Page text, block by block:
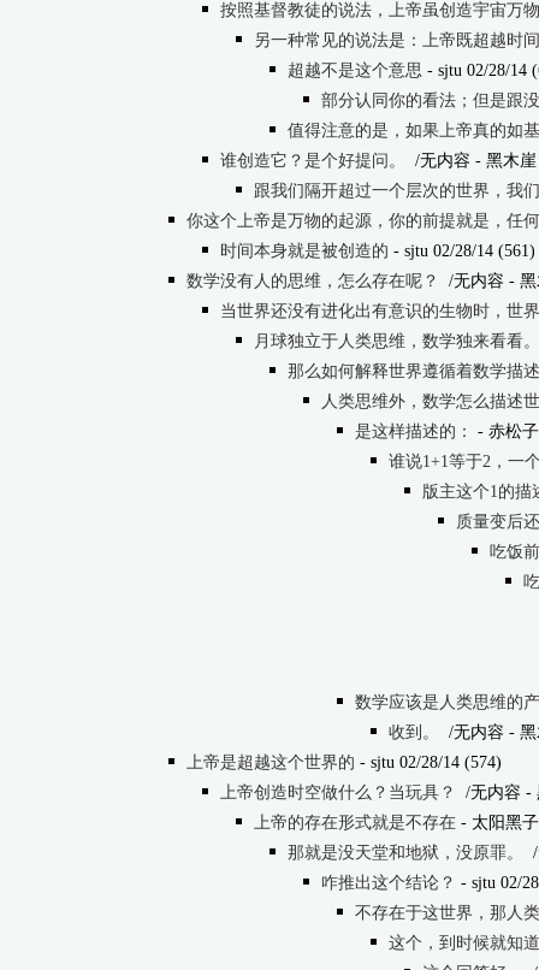
按照基督教徒的说法，上帝虽创造宇宙万
另一种常见的说法是：上帝既超越时
超越不是这个意思 - sjtu 02/28/14
部分认同你的看法；但是跟没
值得注意的是，如果上帝真的如
谁创造它？是个好提问。
/无内容 - 黑木崖
跟我们隔开超过一个层次的世界，我
你这个上帝是万物的起源，你的前提就是，任
时间本身就是被创造的 - sjtu 02/28/14 (561)
数学没有人的思维，怎么存在呢？
/无内容 - 黑
当世界还没有进化出有意识的生物时，世
月球独立于人类思维，数学独来看看。
那么如何解释世界遵循着数学描
人类思维外，数学怎么描述
是这样描述的：
- 赤松
谁说1+1等于2，一
版主这个1的描
质量变后还是
吃饭前的
吃
数学应该是人类思维的
收到。
/无内容 - 黑
上帝是超越这个世界的 - sjtu 02/28/14 (574)
上帝创造时空做什么？当玩具？
/无内容 -
上帝的存在形式就是不存在 - 太阳黑
那就是没天堂和地狱，没原罪。
咋推出这个结论？ - sjtu 02/
不存在于这世界，那人类
这个，到时候就知